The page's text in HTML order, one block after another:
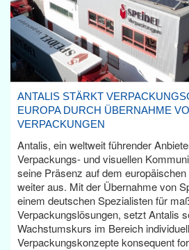
ANTALIS STÄRKT
EUROPA DURCH ÜBERNAHME
VERPACKUNGEN
Antalis, ein weltweit führender
Verpackungs- und visuellen
seine Präsenz auf dem
weiter aus. Mit der Übernahme von
einem deutschen Spezialisten für
Verpackungslösungen, setzt Antalis
Wachstumskurs im Bereich
Verpackungskonzepte konsequent